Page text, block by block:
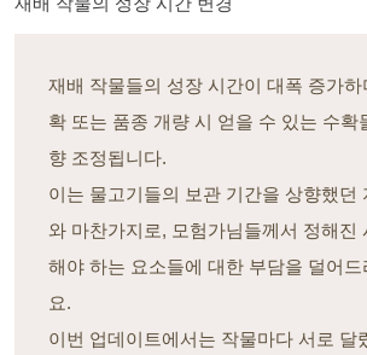
재배 작물들의 성장 시간이 대폭 증가
확 또는 품종 개량 시 얻을 수 있는 수확
향 조정됩니다.
이는 물고기들의 보관 기간을 상향했던
와 마찬가지로, 모험가님들께서 정해진
해야 하는 요소들에 대한 부담을 덜어드
요.
이번 업데이트에서는 작물마다 서로 달